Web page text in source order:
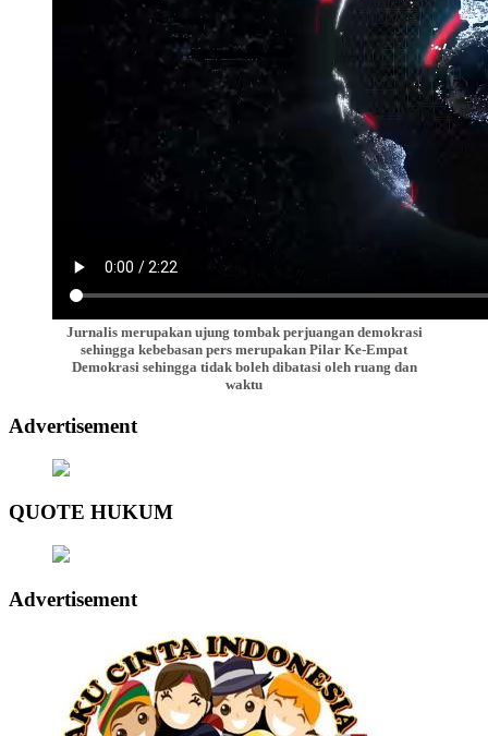
Jurnalis merupakan ujung tombak perjuangan demokrasi
sehingga kebebasan pers merupakan Pilar Ke-Empat
Demokrasi sehingga tidak boleh dibatasi oleh ruang dan
waktu
Advertisement
QUOTE HUKUM
Advertisement